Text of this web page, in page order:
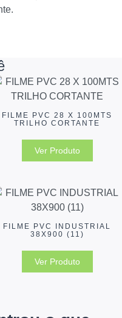
FILME PVC 28 X 100MTS
TRILHO CORTANTE
Ver Produto
FILME PVC INDUSTRIAL
38X900 (11)
Ver Produto